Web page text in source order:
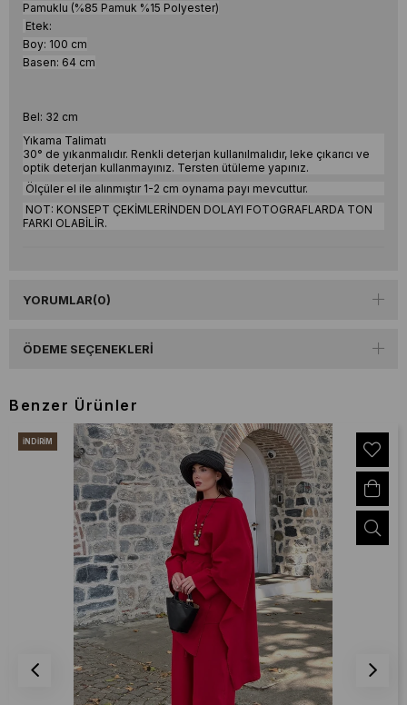
Pamuklu (%85 Pamuk %15 Polyester)
Etek:
Boy: 100 cm
Basen: 64 cm
Bel: 32 cm
Yıkama Talimatı
30° de yıkanmalıdır. Renkli deterjan kullanılmalıdır, leke çıkarıcı ve
optik deterjan kullanmayınız. Tersten ütüleme yapınız.
Ölçüler el ile alınmıştır 1-2 cm oynama payı mevcuttur.
NOT: KONSEPT ÇEKİMLERİNDEN DOLAYI FOTOGRAFLARDA TON
FARKI OLABİLİR.
YORUMLAR(0)
ÖDEME SEÇENEKLERI
Benzer Ürünler
İNDIRIM